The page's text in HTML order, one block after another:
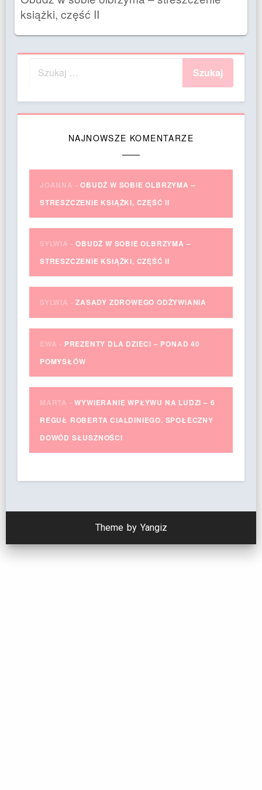
książki, część II
NAJNOWSZE KOMENTARZE
JOANNA -OBUDŹ W SOBIE OLBRZYMA –
STRESZCZENIE KSIĄŻKI, CZĘŚĆ II
SYLWIA -OBUDŹ W SOBIE OLBRZYMA –
STRESZCZENIE KSIĄŻKI, CZĘŚĆ II
SYLWIA -ZASADY ZDROWEGO ODŻYWIANIA
EWA - PREZENTY DLA DZIECI – PONAD 40
POMYSŁÓW
MARTA -WYWIERANIE WPŁYWU NA LUDZI – 6
REGUŁ ROBERTA CIALDINIEGO. SPOŁECZNY
DOWÓD SŁUSZNOŚCI
Theme by Yangiz